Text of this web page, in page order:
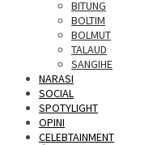
BITUNG
BOLTIM
BOLMUT
TALAUD
SANGIHE
NARASI
SOCIAL
SPOTYLIGHT
OPINI
CELEBTAINMENT